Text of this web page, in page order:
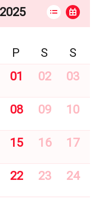
P S
S
01
02 03
08 09 10
15 16 17
22 23 24